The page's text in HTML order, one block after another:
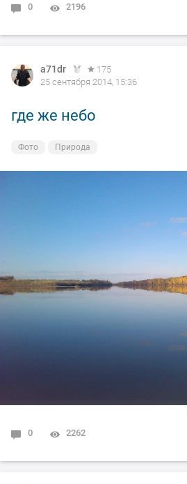
0 2196
a71dr
175
25 сентября 2014, 15:36
где же небо
Фото Природа
0 2262